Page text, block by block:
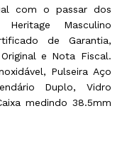
com o passar dos
Heritage Masculino
de Garantia,
e Nota Fiscal.
Pulseira Aço
Duplo, Vidro
medindo 38.5mm